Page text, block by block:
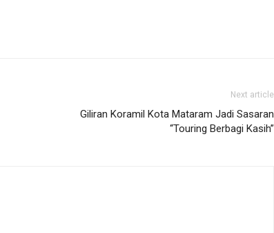
Next article
Giliran Koramil Kota Mataram Jadi Sasaran
“Touring Berbagi Kasih”